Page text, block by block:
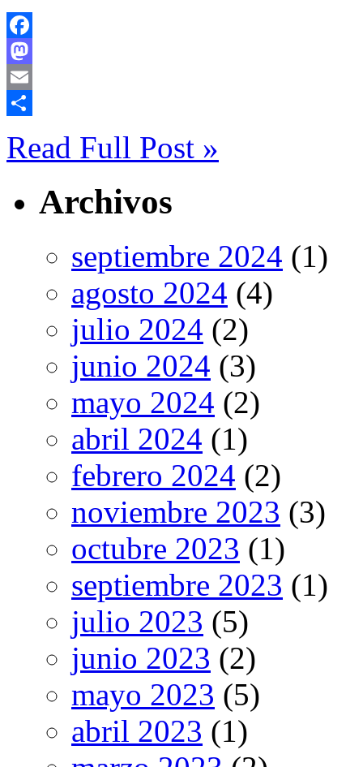
Facebook
Mastodon
Email
Read Full Post »
Archivos
septiembre 2024 (1)
agosto 2024 (4)
julio 2024 (2)
junio 2024 (3)
mayo 2024 (2)
abril 2024 (1)
febrero 2024 (2)
noviembre 2023 (3)
octubre 2023 (1)
septiembre 2023 (1)
julio 2023 (5)
junio 2023 (2)
mayo 2023 (5)
abril 2023 (1)